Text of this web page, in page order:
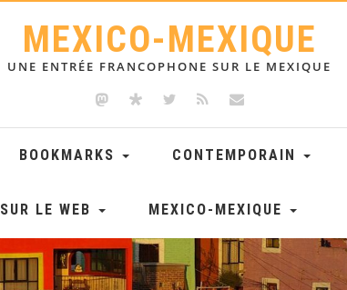
MEXICO-MEXIQUE
UNE ENTRÉE FRANCOPHONE SUR LE MEXIQUE
BOOKMARKS CONTEMPORAIN
SUR LE WEB MEXICO-MEXIQUE